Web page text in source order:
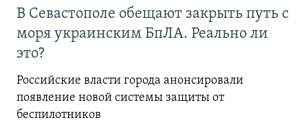
В Севастополе обещают закрыть путь с
моря украинским БпЛА. Реально ли
это?
Российские власти города анонсировали
появление новой системы защиты от
беспилотников